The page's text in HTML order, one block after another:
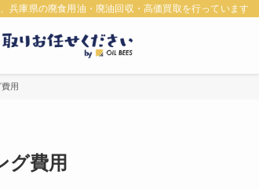
兵庫県の廃食用油・廃油回収・高価買取を行っています
用
グ費用